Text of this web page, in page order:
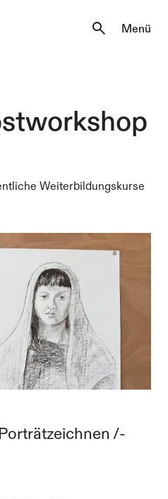
Menü
Weiterbildungskurse
/-